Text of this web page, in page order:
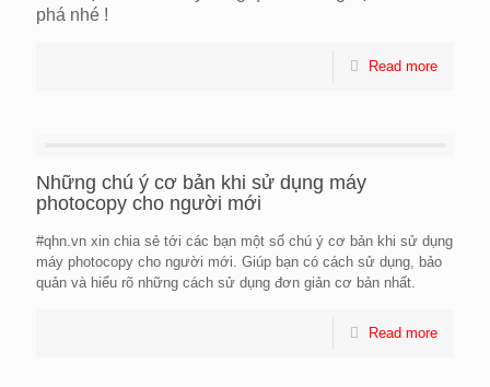
phá nhé !
Read more
Những chú ý cơ bản khi sử dụng máy
photocopy cho người mới
#qhn.vn xin chia sẻ tới các bạn một số chú ý cơ bản khi sử dụng
máy photocopy cho người mới. Giúp bạn có cách sử dụng, bảo
quản và hiểu rõ những cách sử dụng đơn giản cơ bản nhất.
Read more